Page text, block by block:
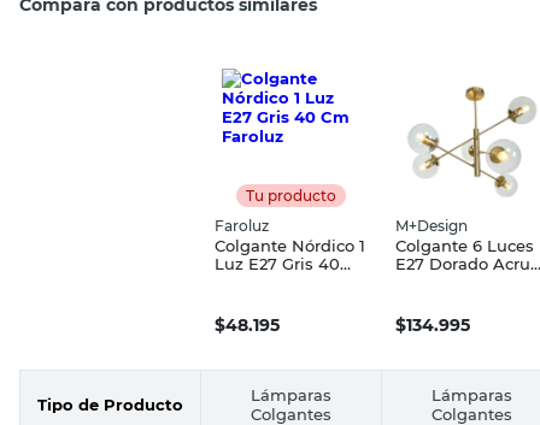
Tu producto
Faroluz
Colgante Nórdico 1
Luz E27 Gris 40
$48.195
M+Design
Colgante 6 Luces
E27 Dorado Acrux
$134.995
Tipo de Producto
Lámparas
Colgantes
Lámparas
Colgantes